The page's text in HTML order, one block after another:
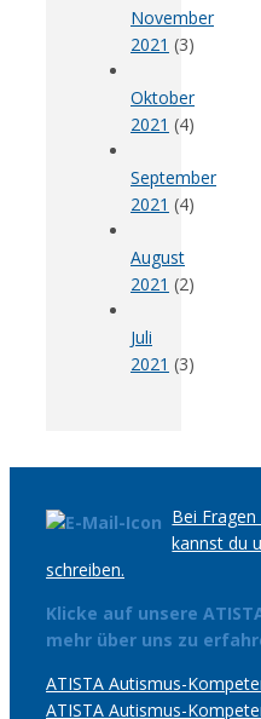
November
2021 (3)
Oktober
2021 (4)
September
2021 (4)
August
2021 (2)
Juli
2021 (3)
Bei
kannst du
schreiben.
Klicke auf unsere
mehr über uns zu
ATISTA Autismus-
ATISTA Autismus-